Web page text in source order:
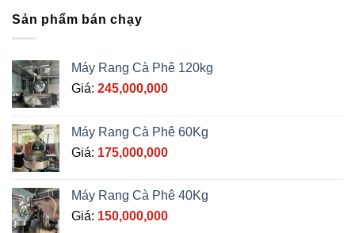
Sản phẩm bán chạy
Máy Rang Cà Phê 120kg
Giá: 245,000,000
Máy Rang Cà Phê 60Kg
Giá: 175,000,000
Máy Rang Cà Phê 40Kg
Giá: 150,000,000